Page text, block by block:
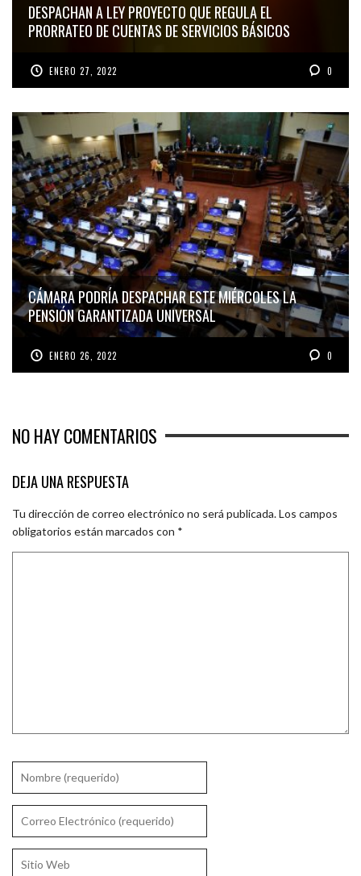
DESPACHAN A LEY PROYECTO QUE REGULA EL
PRORRATEO DE CUENTAS DE SERVICIOS BÁSICOS
ENERO 27, 2022 0
CÁMARA PODRÍA DESPACHAR ESTE MIÉRCOLES LA
PENSIÓN GARANTIZADA UNIVERSAL
ENERO 26, 2022 0
NO HAY COMENTARIOS
DEJA UNA RESPUESTA
Tu dirección de correo electrónico no será publicada.Los campos
obligatorios están marcados con *